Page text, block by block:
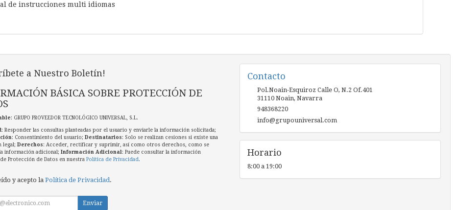
de instrucciones multi idiomas
a Nuestro Boletín!
BÁSICA SOBRE PROTECCIÓN DE
: GRUPO PROVEEDOR TECNOLÓGICO UNIVERSAL, S.L.
: Responder las consultas planteadas por el usuario y enviarle la información solicitada;
: Consentimiento del usuario; Destinatarios: Solo se realizan cesiones si existe una
legal; Derechos: Acceder, rectificar y suprimir, así como otros derechos, como se
información adicional; Información Adicional: Puede consultar la información
Protección de Datos en nuestra Política de Privacidad.
y acepto la Política de Privacidad.
Enviar
Contacto
Pol.Noain-Esquiroz Calle O, N.2 Of.401
31110 Noain, Navarra
948368220
info@grupouniversal.com
Horario
8:00 a 19:00